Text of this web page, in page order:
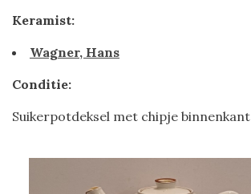
Keramist:
Wagner, Hans
Conditie:
Suikerpotdeksel met chipje binnenkant